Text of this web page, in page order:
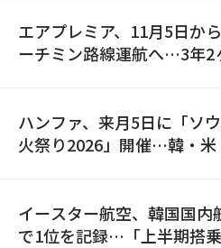
エアプレミア、11月5日か
ーチミン路線運航へ…3年2
ハンファ、来月5日に「ソ
火祭り2026」開催…韓・米
イースター航空、韓国国内
で1位を記録…「上半期搭乗